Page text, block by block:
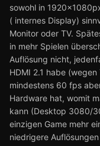
sowohl in
( internes Display)
Monitor oder TV.
in mehr Spielen
Auflösung nicht,
HDMI 2.1 habe
mindestens 60 fps
Hardware hat, womit
kann (Desktop 3080/
einzigen Game mehr
niedrigere